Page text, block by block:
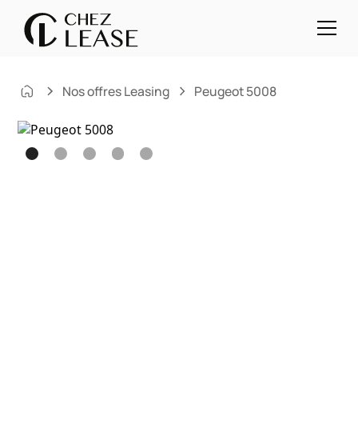
Nos offres Leasing Peugeot 5008